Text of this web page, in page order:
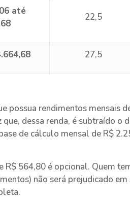
até
22,5
27,5
possua rendimentos mensais
que, dessa renda, é subtraído
de cálculo mensal de R$
R$ 564,80 é opcional. Quem
não será prejudicado